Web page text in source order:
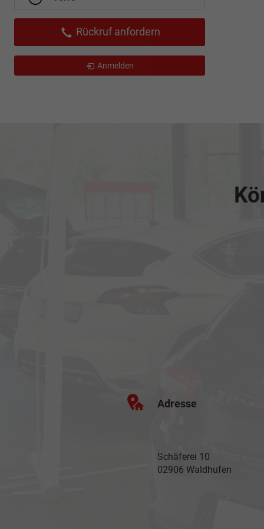
Rückruf anfordern
Anmelden
Adresse
Schäferei 10
02906 Waldhufen